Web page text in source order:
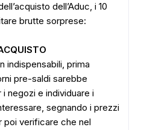
dell’Aduc, i 10
brutte sorprese:
indispensabili, prima
pre-saldi sarebbe
negozi e individuare i
segnando i prezzi
poi verificare che nel